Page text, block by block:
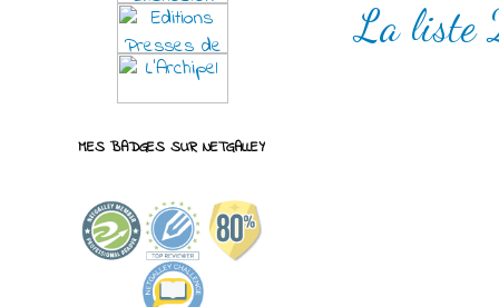
La liste
MES BADGES SUR NETGALLEY